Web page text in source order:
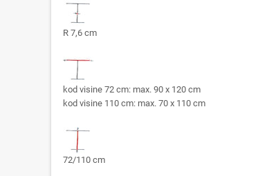
R 7,6 cm
kod visine 72 cm: max. 90 x 120 cm
kod visine 110 cm: max. 70 x 110 cm
72/110 cm